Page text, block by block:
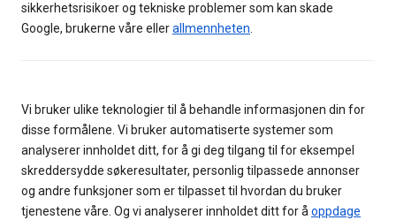
sikkerhetsrisikoer og tekniske problemer som kan skade
Google, brukerne våre ellerallmennheten
Vi bruker ulike teknologier til å behandle informasjonen din for
disse formålene. Vi bruker automatiserte systemer som
analyserer innholdet ditt, for å gi deg tilgang til for eksempel
skreddersydde søkeresultater, personlig tilpassede annonser
og andre funksjoner som er tilpasset til hvordan du bruker
tjenestene våre. Og vi analyserer innholdet ditt for å oppdage